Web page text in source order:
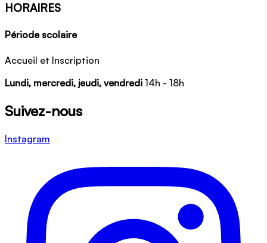
HORAIRES
Période scolaire
Accueil et Inscription
Lundi, mercredi, jeudi, vendredi 14h - 18h
Suivez-nous
Instagram